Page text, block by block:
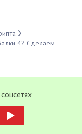
4? Сделаем